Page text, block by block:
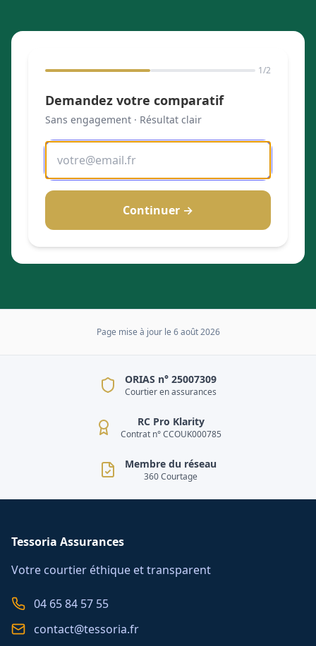
1/2
Demandez votre comparatif
Sans engagement · Résultat clair
Continuer →
Page mise à jour le 6 août 2026
ORIAS n° 25007309
Courtier en assurances
RC Pro Klarity
Contrat n° CCOUK000785
Membre du réseau
360 Courtage
Tessoria Assurances
Votre courtier éthique et transparent
04 65 84 57 55
contact@tessoria.fr